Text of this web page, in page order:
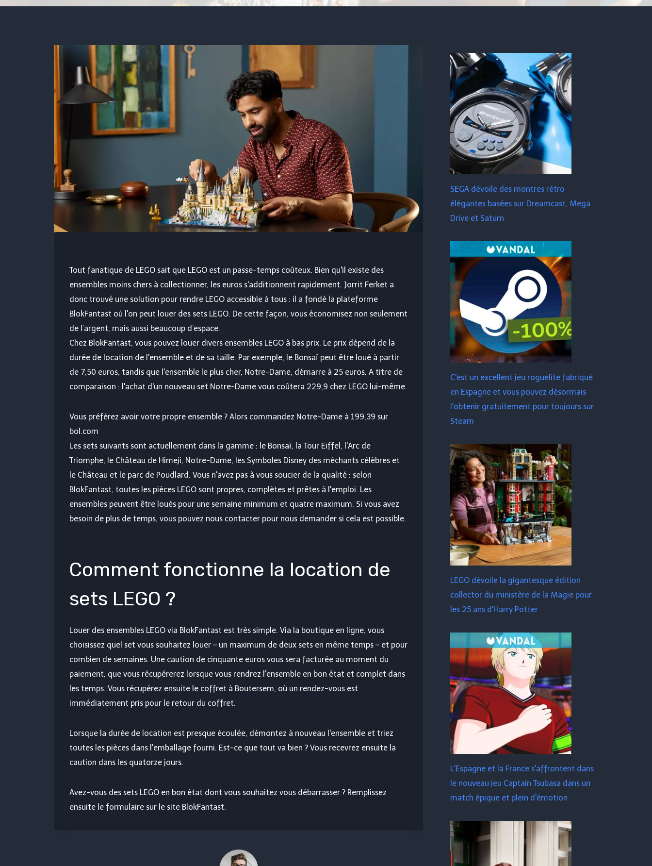
Tout fanatique de LEGO sait que LEGO est un passe-temps coûteux. Bien qu'il existe des
ensembles moins chers à collectionner, les euros s'additionnent rapidement. Jorrit Ferket a
donc trouvé une solution pour rendre LEGO accessible à tous : il a fondé la plateforme
BlokFantast où l'on peut louer des sets LEGO. De cette façon, vous économisez non seulement
de l’argent, mais aussi beaucoup d’espace.
Chez BlokFantast, vous pouvez louer divers ensembles LEGO à bas prix. Le prix dépend de la
durée de location de l'ensemble et de sa taille. Par exemple, le Bonsaï peut être loué à partir
de 7,50 euros, tandis que l'ensemble le plus cher, Notre-Dame, démarre à 25 euros. A titre de
comparaison : l'achat d'un nouveau set Notre-Dame vous coûtera 229,9 chez LEGO lui-même.
Vous préférez avoir votre propre ensemble ? Alors commandez Notre-Dame à 199,39 sur
bol.com
Les sets suivants sont actuellement dans la gamme : le Bonsaï, la Tour Eiffel, l'Arc de
Triomphe, le Château de Himeji, Notre-Dame, les Symboles Disney des méchants célèbres et
le Château et le parc de Poudlard. Vous n'avez pas à vous soucier de la qualité : selon
BlokFantast, toutes les pièces LEGO sont propres, complètes et prêtes à l'emploi. Les
ensembles peuvent être loués pour une semaine minimum et quatre maximum. Si vous avez
besoin de plus de temps, vous pouvez nous contacter pour nous demander si cela est possible.
Comment fonctionne la location de
sets LEGO ?
Louer des ensembles LEGO via BlokFantast est très simple. Via la boutique en ligne, vous
choisissez quel set vous souhaitez louer – un maximum de deux sets en même temps – et pour
combien de semaines. Une caution de cinquante euros vous sera facturée au moment du
paiement, que vous récupérerez lorsque vous rendrez l'ensemble en bon état et complet dans
les temps. Vous récupérez ensuite le coffret à Boutersem, où un rendez-vous est
immédiatement pris pour le retour du coffret.
Lorsque la durée de location est presque écoulée, démontez à nouveau l'ensemble et triez
toutes les pièces dans l'emballage fourni. Est-ce que tout va bien ? Vous recevrez ensuite la
caution dans les quatorze jours.
Avez-vous des sets LEGO en bon état dont vous souhaitez vous débarrasser ? Remplissez
ensuite le formulaire sur le site BlokFantast.
SEGA dévoile des montres rétro
élégantes basées sur Dreamcast, Mega
Drive et Saturn
C'est un excellent jeu roguelite fabriqué
en Espagne et vous pouvez désormais
l'obtenir gratuitement pour toujours sur
Steam
LEGO dévoile la gigantesque édition
collector du ministère de la Magie pour
les 25 ans d'Harry Potter
L'Espagne et la France s'affrontent dans
le nouveau jeu Captain Tsubasa dans un
match épique et plein d'émotion